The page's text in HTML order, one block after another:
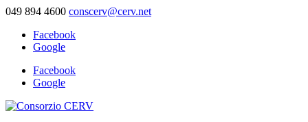
049 894 4600 conscerv@cerv.net
Facebook
Google
Facebook
Google